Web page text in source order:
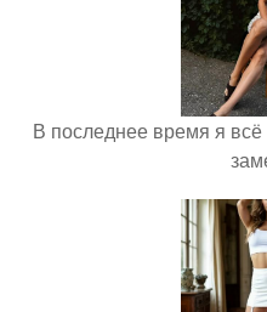
В последнее время я